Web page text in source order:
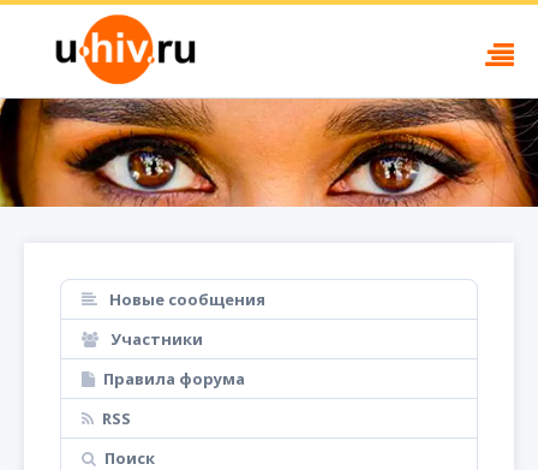
Новые сообщения
Участники
Правила форума
RSS
Поиск